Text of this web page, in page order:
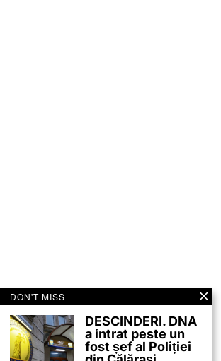
DON'T MISS
DESCINDERI. DNA
a intrat peste un
fost șef al Poliției